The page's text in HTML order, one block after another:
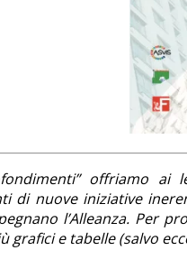
offriamo
di nuove iniziative
l’Alleanza. Per
grafici e tabelle (salvo